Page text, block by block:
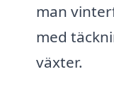
man
med
växter.